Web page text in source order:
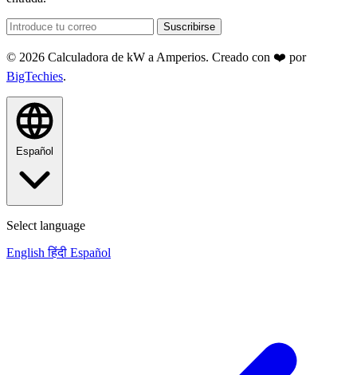
Suscribirse
© 2026 Calculadora de kW a Amperios. Creado con ❤️ por
BigTechies.
Español
Select language
English हिंदी Español